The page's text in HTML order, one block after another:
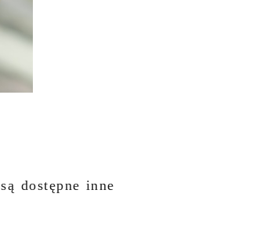
dostępne inne